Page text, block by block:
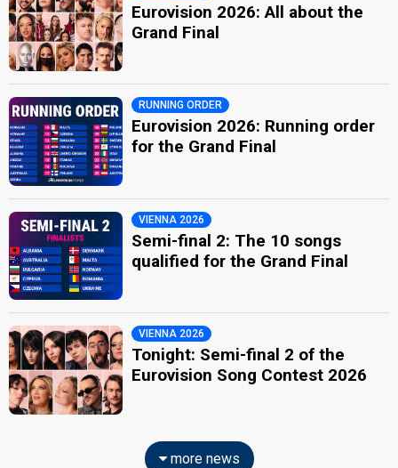
Eurovision 2026: All about the
Grand Final
RUNNING ORDER
Eurovision 2026: Running order
for the Grand Final
VIENNA 2026
Semi-final 2: The 10 songs
qualified for the Grand Final
VIENNA 2026
Tonight: Semi-final 2 of the
Eurovision Song Contest 2026
more news